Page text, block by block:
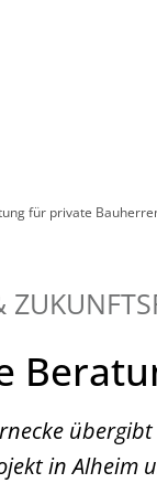
für private
in Alheim